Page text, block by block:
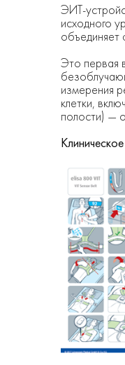
ЭИТ-
исходного
объединяет
Это первая
измерения
клетки,
полости) —